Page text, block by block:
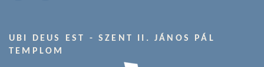
UBI DEUS EST - SZENT II. JÁNOS PÁL
TEMPLOM